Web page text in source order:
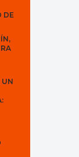
DE
UN